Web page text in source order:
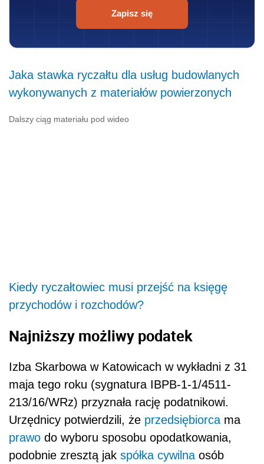
Zapisz się
Jaka stawka ryczałtu dla usług budowlanych
wykonywanych z materiałów powierzonych
Dalszy ciąg materiału pod wideo
Kiedy ryczałtowiec musi przejść na księgę
przychodów i rozchodów?
Najniższy możliwy podatek
Izba Skarbowa w Katowicach w wykładni z 31
maja tego roku (sygnatura IBPB-1-1/4511-
213/16/WRz) przyznała rację podatnikowi.
Urzędnicy potwierdzili, że przedsiębiorca ma
prawo do wyboru sposobu opodatkowania,
podobnie zresztą jak spółka cywilna osób